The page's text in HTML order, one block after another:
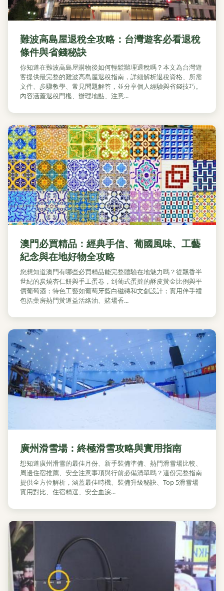
難波高島屋退稅全攻略：台灣遊客必看退稅
條件與省錢秘訣
你知道在難波高島屋購物後如何輕鬆辦理退稅嗎？本文為台灣遊
客提供最完整的難波高島屋退稅指南，詳細解析退稅資格、所需
文件、步驟教學、常見問題解答，並分享個人經驗與省錢技巧。
內容涵蓋退稅門檻、辦理地點、注意...
澳門必買精品：經典手信、葡國風味、工藝
紀念與在地好物全攻略
您想知道澳門有哪些必買精品能完整體驗在地魅力嗎？從飄香半
世紀的炭燒杏仁餅與手工蛋卷，到葡式蛋撻的酥皮黃金比例與平
價葡萄酒；特色工藝如葡萄牙藍白磁磚和文創設計；實用伴手禮
包括藥房熱門黃道益活絡油、賭場香...
廣州滑雪場：終極滑雪攻略與實用指南
想知道廣州滑雪的最佳月份、新手裝備準備、熱門滑雪場比較、
周邊住宿推薦、安全注意事項與行前必備清單嗎？這份完整指南
提供全方位解析，涵蓋最佳時機、裝備升級秘訣、Top 5滑雪場
實用對比、住宿精選、安全血淚...